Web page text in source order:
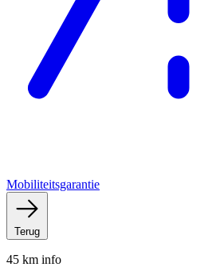
Mobiliteitsgarantie
Terug
45 km info